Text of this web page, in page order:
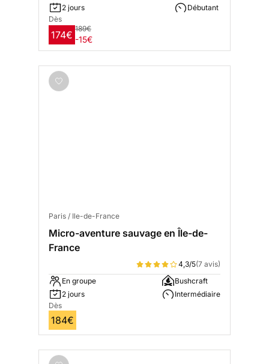
2 jours
Débutant
Dès
174€
189€
-15€
Paris / Ile-de-France
Micro-aventure sauvage en Île-de-
France
4,3/5(7 avis)
En groupe
2 jours
Bushcraft
Intermédiaire
Dès
184€